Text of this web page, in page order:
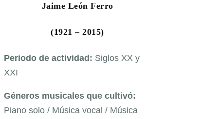
Jaime León Ferro
(1921 – 2015)
Periodo de actividad: Siglos XX y
XXI
Géneros musicales que cultivó:
Piano solo / Música vocal / Música